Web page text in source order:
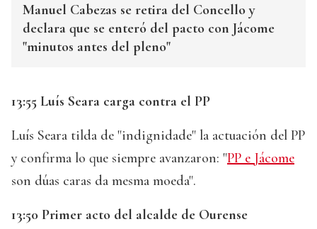
Manuel Cabezas se retira del Concello y
declara que se enteró del pacto con Jácome
"minutos antes del pleno"
13:55 Luís Seara carga contra el PP
Luís Seara tilda de "indignidade" la actuación del PP
y confirma lo que siempre avanzaron: "PP e Jácome
son dúas caras da mesma moeda".
13:50 Primer acto del alcalde de Ourense